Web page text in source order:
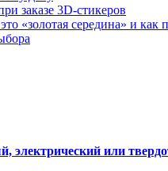
заказе 3D-стикеров
«золотая середина» и как
электрический или